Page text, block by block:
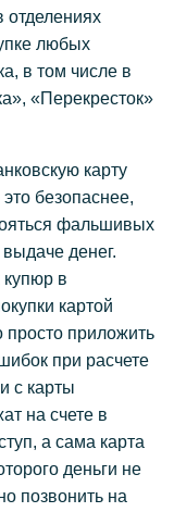
отделениях
любых
в том числе в
«Перекресток»
карту
безопаснее,
фальшивых
денег.
купюр в
картой
приложить
при расчете
с карты
на счете в
а сама карта
деньги не
позвонить на